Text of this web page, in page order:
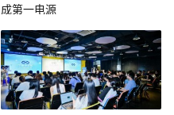
成第一电源